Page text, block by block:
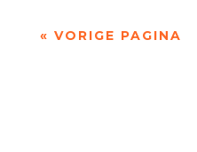
« VORIGE PAGINA